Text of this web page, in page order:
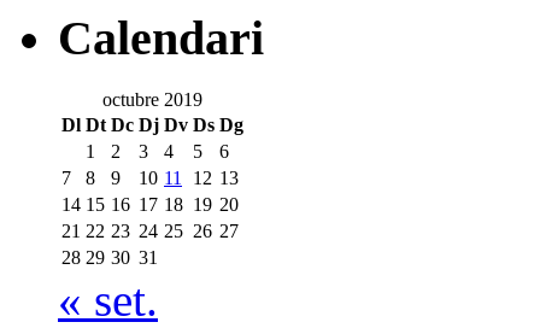
Calendari
octubre 2019
Dl Dt Dc Dj Dv Ds Dg
1
2 3 4 5
6
7
8 9 10 11 12 13
14 15 16 17 18 19 20
21 22 23 24 25 26 27
28 29 30 31
« set.